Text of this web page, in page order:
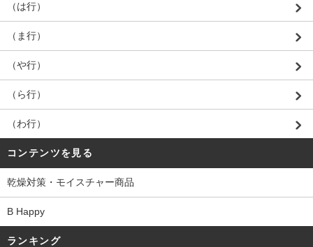
（は行）
（ま行）
（や行）
（ら行）
（わ行）
コンテンツを見る
乾燥対策・モイスチャー商品
B Happy
ランキング